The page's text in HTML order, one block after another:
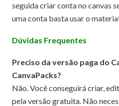
seguida criar conta no canvas
uma conta basta usar o
Dúvidas Frequentes
Preciso da versão paga do
CanvaPacks?
Não. Você conseguirá criar,
pela versão gratuita. Não